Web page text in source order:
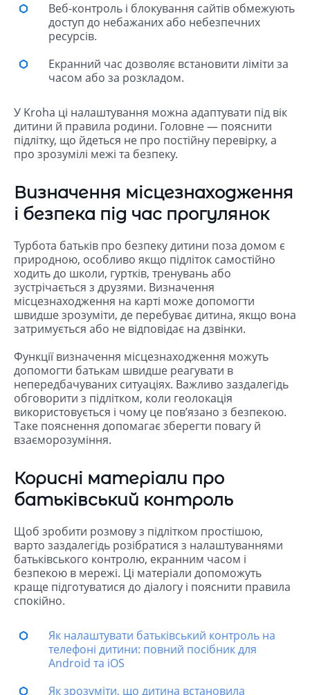
Веб-контроль і блокування сайтів обмежують
доступ до небажаних або небезпечних
ресурсів.
Екранний час дозволяє встановити ліміти за
часом або за розкладом.
У Kroha ці налаштування можна адаптувати під вік
дитини й правила родини. Головне — пояснити
підлітку, що йдеться не про постійну перевірку, а
про зрозумілі межі та безпеку.
Визначення місцезнаходження
і безпека під час прогулянок
Турбота батьків про безпеку дитини поза домом є
природною, особливо якщо підліток самостійно
ходить до школи, гуртків, тренувань або
зустрічається з друзями. Визначення
місцезнаходження на карті може допомогти
швидше зрозуміти, де перебуває дитина, якщо вона
затримується або не відповідає на дзвінки.
Функції визначення місцезнаходження можуть
допомогти батькам швидше реагувати в
непередбачуваних ситуаціях. Важливо заздалегідь
обговорити з підлітком, коли геолокація
використовується і чому це пов’язано з безпекою.
Таке пояснення допомагає зберегти повагу й
взаєморозуміння.
Корисні матеріали про
батьківський контроль
Щоб зробити розмову з підлітком простішою,
варто заздалегідь розібратися з налаштуваннями
батьківського контролю, екранним часом і
безпекою в мережі. Ці матеріали допоможуть
краще підготуватися до діалогу і пояснити правила
спокійно.
Як налаштувати батьківський контроль на
телефоні дитини: повний посібник для
Android та iOS
Як зрозуміти, що дитина встановила